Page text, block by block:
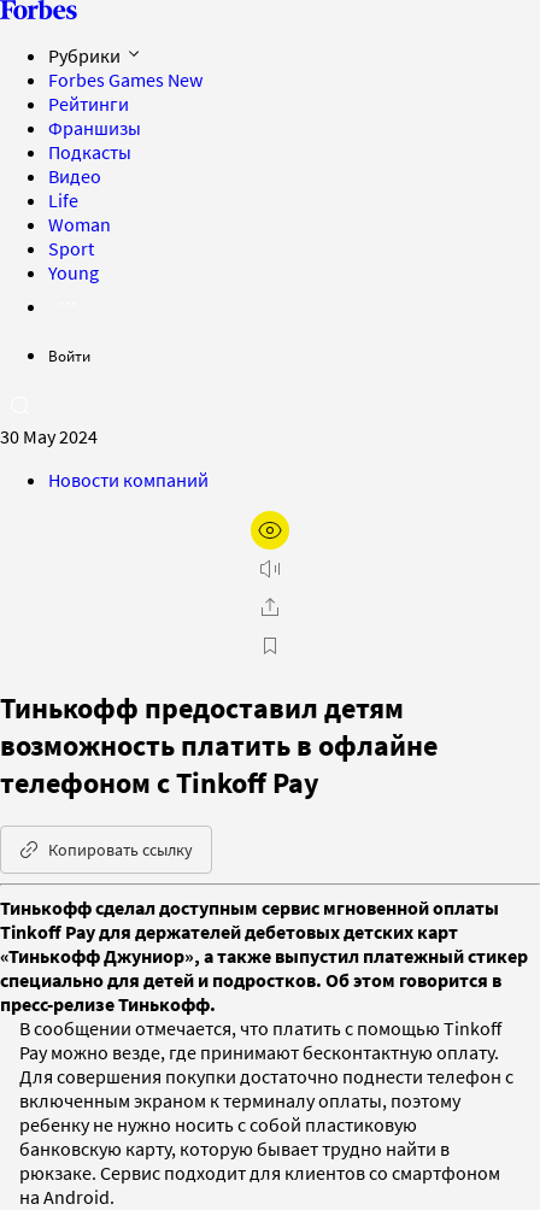
Рубрики
Forbes Games New
Рейтинги
Франшизы
Подкасты
Видео
Life
Woman
Sport
Young
Войти
30 May 2024
Новости компаний
Тинькофф предоставил детям
возможность платить в офлайне
телефоном с Tinkoff Pay
Копировать ссылку
Тинькофф сделал доступным сервис мгновенной оплаты
Tinkoff Pay для держателей дебетовых детских карт
«Тинькофф Джуниор», а также выпустил платежный стикер
специально для детей и подростков. Об этом говорится в
пресс-релизе Тинькофф.
В сообщении отмечается, что платить с помощью Tinkoff
Pay можно везде, где принимают бесконтактную оплату.
Для совершения покупки достаточно поднести телефон с
включенным экраном к терминалу оплаты, поэтому
ребенку не нужно носить с собой пластиковую
банковскую карту, которую бывает трудно найти в
рюкзаке. Сервис подходит для клиентов со смартфоном
на Android.